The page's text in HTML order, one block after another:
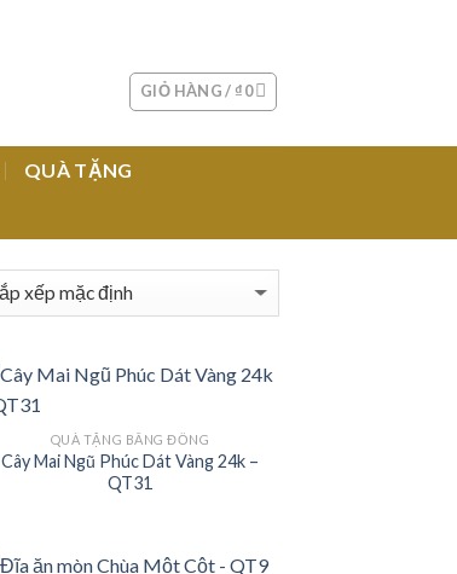
GIỎ HÀNG / ₫0
QUÀ TẶNG
Add to
QUÀ TẶNG BẰNG ĐỒNG
Cây Mai Ngũ Phúc Dát Vàng 24k –
QT31